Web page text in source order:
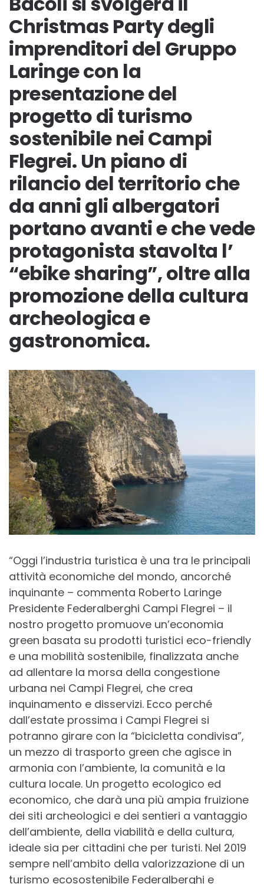
Christmas Party degli
imprenditori del Gruppo
Laringe con la
presentazione del
progetto di turismo
sostenibile nei Campi
Flegrei. Un piano di
rilancio del territorio che
da anni gli albergatori
portano avanti e che vede
protagonista stavolta l’
“ebike sharing”, oltre alla
promozione della cultura
archeologica e
gastronomica.
“Oggi l’industria turistica è una tra le principali
attività economiche del mondo, ancorché
inquinante – commenta Roberto Laringe
Presidente Federalberghi Campi Flegrei – il
nostro progetto promuove un’economia
green basata su prodotti turistici eco-friendly
e una mobilità sostenibile, finalizzata anche
ad allentare la morsa della congestione
urbana nei Campi Flegrei, che crea
inquinamento e disservizi. Ecco perché
dall’estate prossima i Campi Flegrei si
potranno girare con la “bicicletta condivisa”,
un mezzo di trasporto green che agisce in
armonia con l’ambiente, la comunità e la
cultura locale. Un progetto ecologico ed
economico, che darà una più ampia fruizione
dei siti archeologici e dei sentieri a vantaggio
dell’ambiente, della viabilità e della cultura,
ideale sia per cittadini che per turisti. Nel 2019
sempre nell’ambito della valorizzazione di un
turismo ecosostenibile Federalberghi e